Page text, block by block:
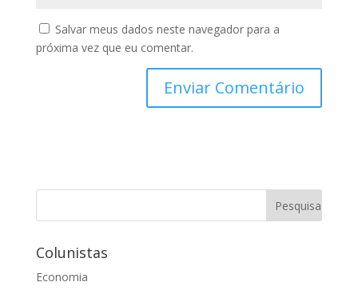
Salvar meus dados neste navegador para a
próxima vez que eu comentar.
Colunistas
Economia